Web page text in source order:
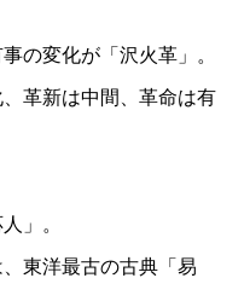
の変化が「沢火革」。
革新は中間、革命は有
」。
東洋最古の古典「易